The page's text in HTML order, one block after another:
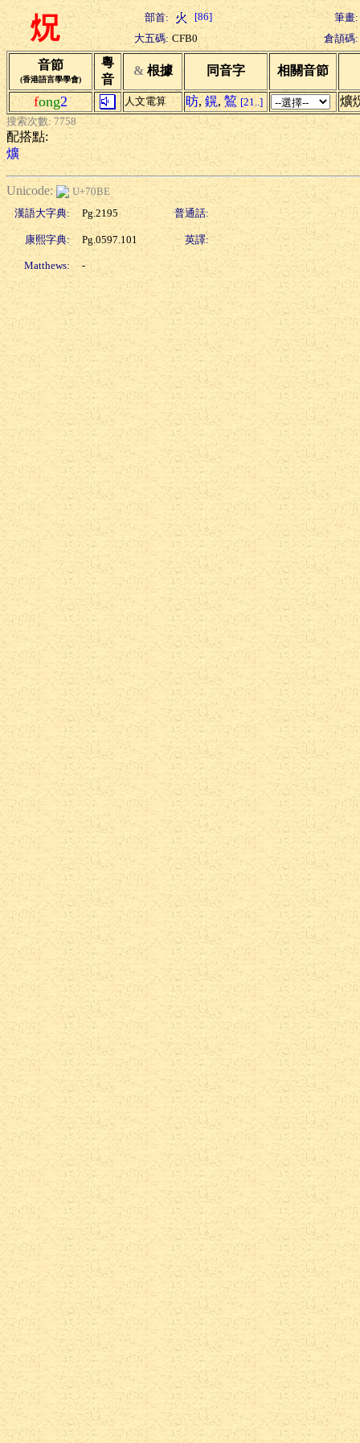
炾 部首: [86]
筆畫:
大五碼: CFB0 倉頡碼:
音節
(香港語言學學會)
粵
音
& 根據 同音字 相關音節
fong2 人文電算 昉, 鎤, 鶭 [21..] 爌
搜索次數: 7758
配搭點:
爌
Unicode:
U+70BE
漢語大字典:
Pg.2195 普通話:
康熙字典: Pg.0597.101 英譯:
Matthews: -